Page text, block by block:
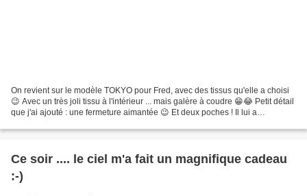
On revient sur le modèle TOKYO pour Fred, avec des tissus qu'elle a choisi
😉 Avec un très joli tissu à l'intérieur ... mais galère à coudre 😁😂 Petit détail
que j'ai ajouté : une fermeture aimantée 😉 Et deux poches ! Il lui a
Ce soir .... le ciel m'a fait un magnifique cadeau
:-)